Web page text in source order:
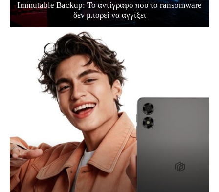
Immutable Backup: Το αντίγραφο που το ransomware
δεν μπορεί να αγγίξει